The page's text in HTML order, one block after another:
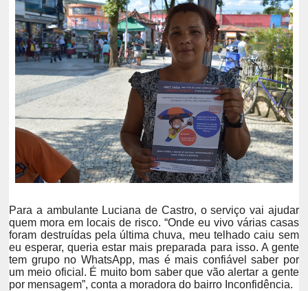
Para a ambulante Luciana de Castro, o serviço vai ajudar
quem mora em locais de risco. “Onde eu vivo várias casas
foram destruídas pela última chuva, meu telhado caiu sem
eu esperar, queria estar mais preparada para isso. A gente
tem grupo no WhatsApp, mas é mais confiável saber por
um meio oficial. É muito bom saber que vão alertar a gente
por mensagem”, conta a moradora do bairro Inconfidência.